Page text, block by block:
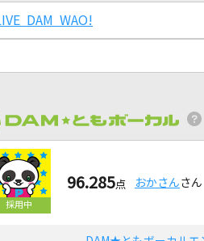
LIVE DAM WAO!
96.285点 おかさん さん